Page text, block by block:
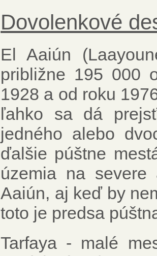
Dovolenkové
El Aaiún
približne 195 000
1928 a od roku
ľahko sa dá
jedného alebo
ďalšie púštne
územia na
Aaiún, aj keď by
toto je predsa
Tarfaya - malé